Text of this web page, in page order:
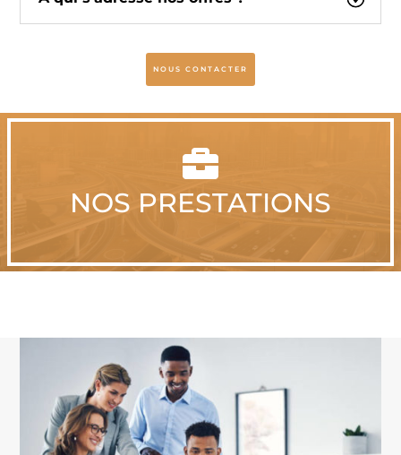
NOUS CONTACTER

NOS PRESTATIONS